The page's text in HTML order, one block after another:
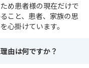
め患者様の現在だけで
こと、患者、家族の思
心掛けています。
由は何ですか？